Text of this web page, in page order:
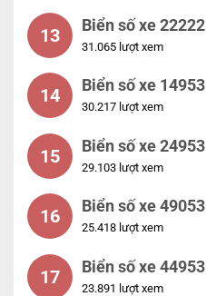
13 Biển số xe 22222
31.065 lượt xem
14 Biển số xe 14953
30.217 lượt xem
15 Biển số xe 24953
29.103 lượt xem
16 Biển số xe 49053
25.418 lượt xem
17 Biển số xe 44953
23.891 lượt xem